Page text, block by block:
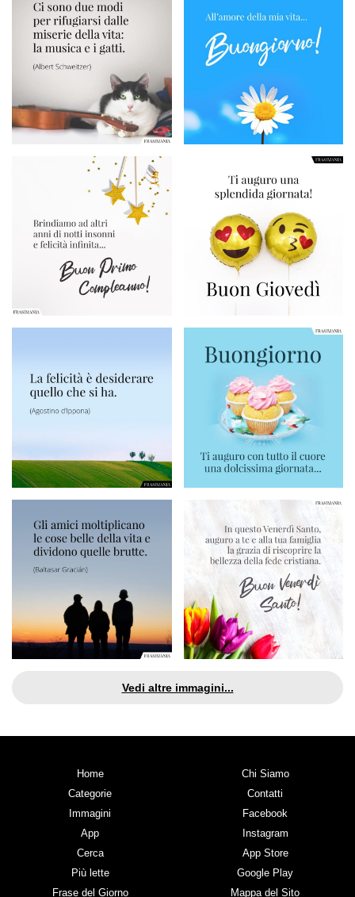
Vedi altre immagini...
Home
Categorie
Immagini
App
Cerca
Più lette
Frase del Giorno
Chi Siamo
Contatti
Facebook
Instagram
App Store
Google Play
Mappa del Sito